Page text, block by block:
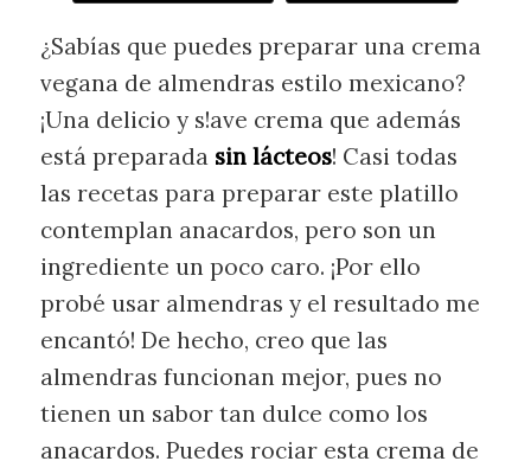
¿Sabías que puedes preparar una crema
vegana de almendras estilo mexicano?
¡Una delicio y s!ave crema que además
está preparadasin lácteos! Casi todas
las recetas para preparar este platillo
contemplan anacardos, pero son un
ingrediente un poco caro. ¡Por ello
probé usar almendras y el resultado me
encantó! De hecho, creo que las
almendras funcionan mejor, pues no
tienen un sabor tan dulce como los
anacardos. Puedes rociar esta crema de